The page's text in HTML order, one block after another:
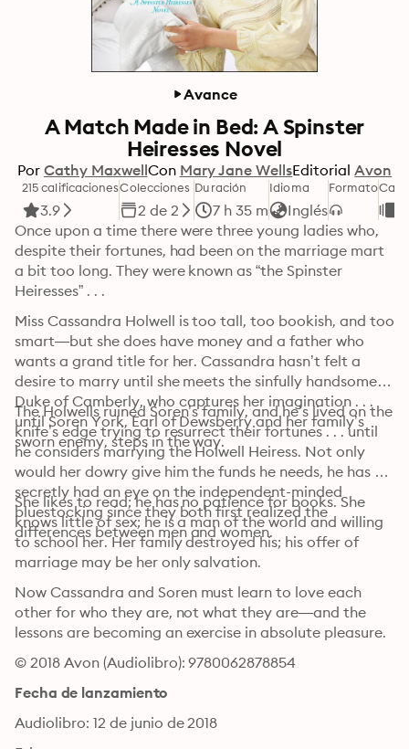
Avance
A Match Made in Bed: A Spinster
Heiresses Novel
Por Cathy MaxwellCon Mary Jane WellsEditorial Avon
215 calificaciones
3.9
Colecciones
2 de 2
Duración
7 h 35 m
Idioma
Inglés
Formato
Once upon a time there were three young ladies who,
despite their fortunes, had been on the marriage mart
a bit too long. They were known as “the Spinster
Heiresses” . . .
Miss Cassandra Holwell is too tall, too bookish, and too
smart—but she does have money and a father who
wants a grand title for her. Cassandra hasn’t felt a
desire to marry until she meets the sinfully handsome
Duke of Camberly, who captures her imagination . . .
until Soren York, Earl of Dewsberry and her family’s
sworn enemy, steps in the way.
The Holwells ruined Soren’s family, and he’s lived on the
knife’s edge trying to resurrect their fortunes . . . until
he considers marrying the Holwell Heiress. Not only
would her dowry give him the funds he needs, he has
secretly had an eye on the independent-minded
bluestocking since they both first realized the
differences between men and women.
She likes to read; he has no patience for books. She
knows little of sex; he is a man of the world and willing
to school her. Her family destroyed his; his offer of
marriage may be her only salvation.
Now Cassandra and Soren must learn to love each
other for who they are, not what they are—and the
lessons are becoming an exercise in absolute pleasure.
© 2018 Avon (Audiolibro): 9780062878854
Fecha de lanzamiento
Audiolibro: 12 de junio de 2018